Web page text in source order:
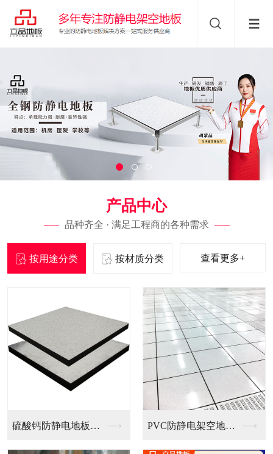
产品中心
品种齐全 · 满足工程商的各种需求
按用途分类 按材质分类 查看更多+
全钢无边防静电地板